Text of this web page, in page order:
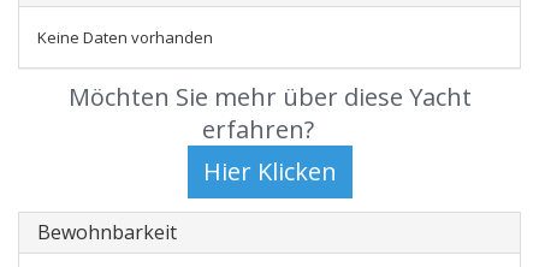
Keine Daten vorhanden
Möchten Sie mehr über diese Yacht
erfahren?
Bewohnbarkeit